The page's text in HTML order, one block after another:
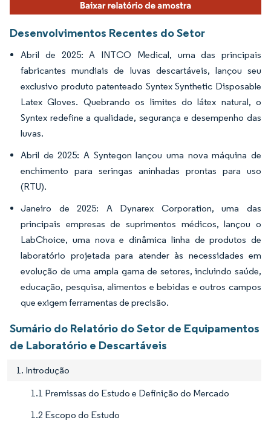
Desenvolvimentos Recentes do Setor
Abril de 2025: A INTCO Medical, uma das principais
fabricantes mundiais de luvas descartáveis, lançou seu
exclusivo produto patenteado Syntex Synthetic Disposable
Latex Gloves. Quebrando os limites do látex natural, o
Syntex redefine a qualidade, segurança e desempenho das
luvas.
Abril de 2025: A Syntegon lançou uma nova máquina de
enchimento para seringas aninhadas prontas para uso
(RTU).
Janeiro de 2025: A Dynarex Corporation, uma das
principais empresas de suprimentos médicos, lançou o
LabChoice, uma nova e dinâmica linha de produtos de
laboratório projetada para atender às necessidades em
evolução de uma ampla gama de setores, incluindo saúde,
educação, pesquisa, alimentos e bebidas e outros campos
que exigem ferramentas de precisão.
Sumário do Relatório do Setor de Equipamentos
de Laboratório e Descartáveis
1. Introdução
1.1 Premissas do Estudo e Definição do Mercado
1.2 Escopo do Estudo